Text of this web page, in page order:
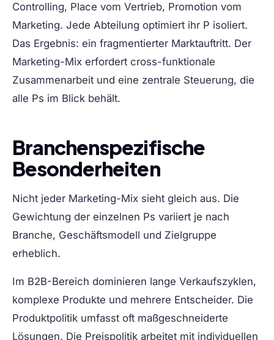
Controlling, Place vom Vertrieb, Promotion vom
Marketing. Jede Abteilung optimiert ihr P isoliert.
Das Ergebnis: ein fragmentierter Marktauftritt. Der
Marketing-Mix erfordert cross-funktionale
Zusammenarbeit und eine zentrale Steuerung, die
alle Ps im Blick behält.
Branchenspezifische
Besonderheiten
Nicht jeder Marketing-Mix sieht gleich aus. Die
Gewichtung der einzelnen Ps variiert je nach
Branche, Geschäftsmodell und Zielgruppe
erheblich.
Im B2B-Bereich dominieren lange Verkaufszyklen,
komplexe Produkte und mehrere Entscheider. Die
Produktpolitik umfasst oft maßgeschneiderte
Lösungen. Die Preispolitik arbeitet mit individuellen